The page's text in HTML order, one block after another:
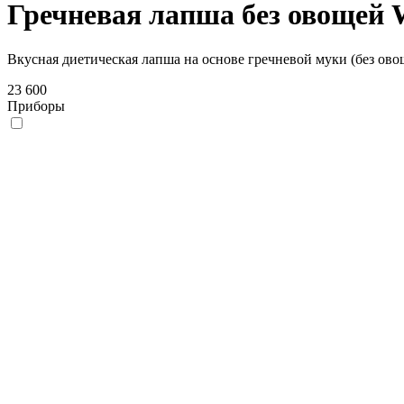
Гречневая лапша без овощей
Вкусная диетическая лапша на основе гречневой муки (без
23 600
Приборы